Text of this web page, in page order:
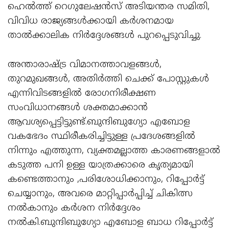
ഹെൽത്ത് റെഗുലേഷൻസ് അടിയന്തര സമിതി,
വിവിധ രാജ്യങ്ങൾക്കായി കർശനമായ
താൽക്കാലിക നിർദ്ദേശങ്ങൾ പുറപ്പെടുവിച്ചു.
അന്താരാഷ്ട്ര വിമാനത്താവളങ്ങൾ,
തുറമുഖങ്ങൾ, അതിർത്തി ചെക്ക് പോസ്റ്റുകൾ
എന്നിവിടങ്ങളിൽ രോഗനിരീക്ഷണ
സംവിധാനങ്ങൾ ശക്തമാക്കാൻ
ആവശ്യപ്പെട്ടിട്ടുണ്ട്.ബുന്ദിബുഗ്യോ എബോള
വകഭേദം സ്ഥിരീകരിച്ചിട്ടുള്ള പ്രദേശങ്ങളിൽ
നിന്നും എത്തുന്ന, വ്യക്തമല്ലാത്ത കാരണങ്ങളാൽ
കടുത്ത പനി ഉള്ള യാത്രക്കാരെ കൃത്യമായി
കണ്ടെത്താനും ,പരിശോധിക്കാനും, റിപ്പോർട്ട്
ചെയ്യാനും, അവരെ മാറ്റിപ്പാർപ്പിച്ച് ചികിത്സ
നൽകാനും കർശന നിർദ്ദേശം
നൽകി.ബുന്ദിബുഗ്യോ എബോള ബാധ റിപ്പോർട്ട്